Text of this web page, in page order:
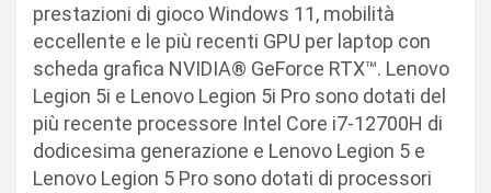
prestazioni di gioco Windows 11, mobilità
eccellente e le più recenti GPU per laptop con
scheda grafica NVIDIA® GeForce RTX™. Lenovo
Legion 5i e Lenovo Legion 5i Pro sono dotati del
più recente processore Intel Core i7-12700H di
dodicesima generazione e Lenovo Legion 5 e
Lenovo Legion 5 Pro sono dotati di processori